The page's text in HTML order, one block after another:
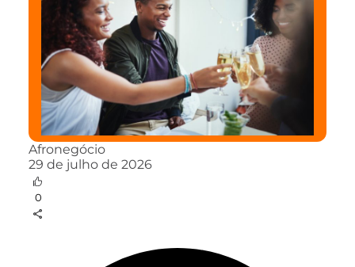
Afronegócio
29 de julho de 2026
0